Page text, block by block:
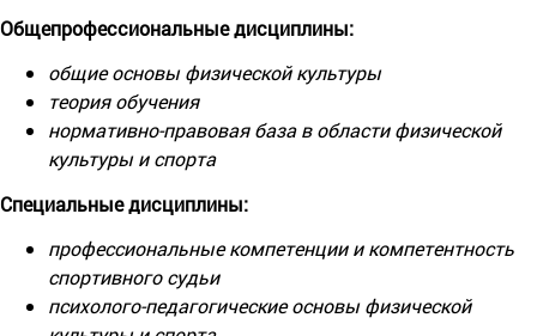
Общепрофессиональные дисциплины:
общие основы физической культуры
теория обучения
нормативно-правовая база в области физической
культуры и спорта
Специальные дисциплины:
профессиональные компетенции и компетентность
спортивного судьи
психолого-педагогические основы физической